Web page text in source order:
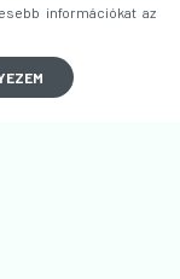
információkat az